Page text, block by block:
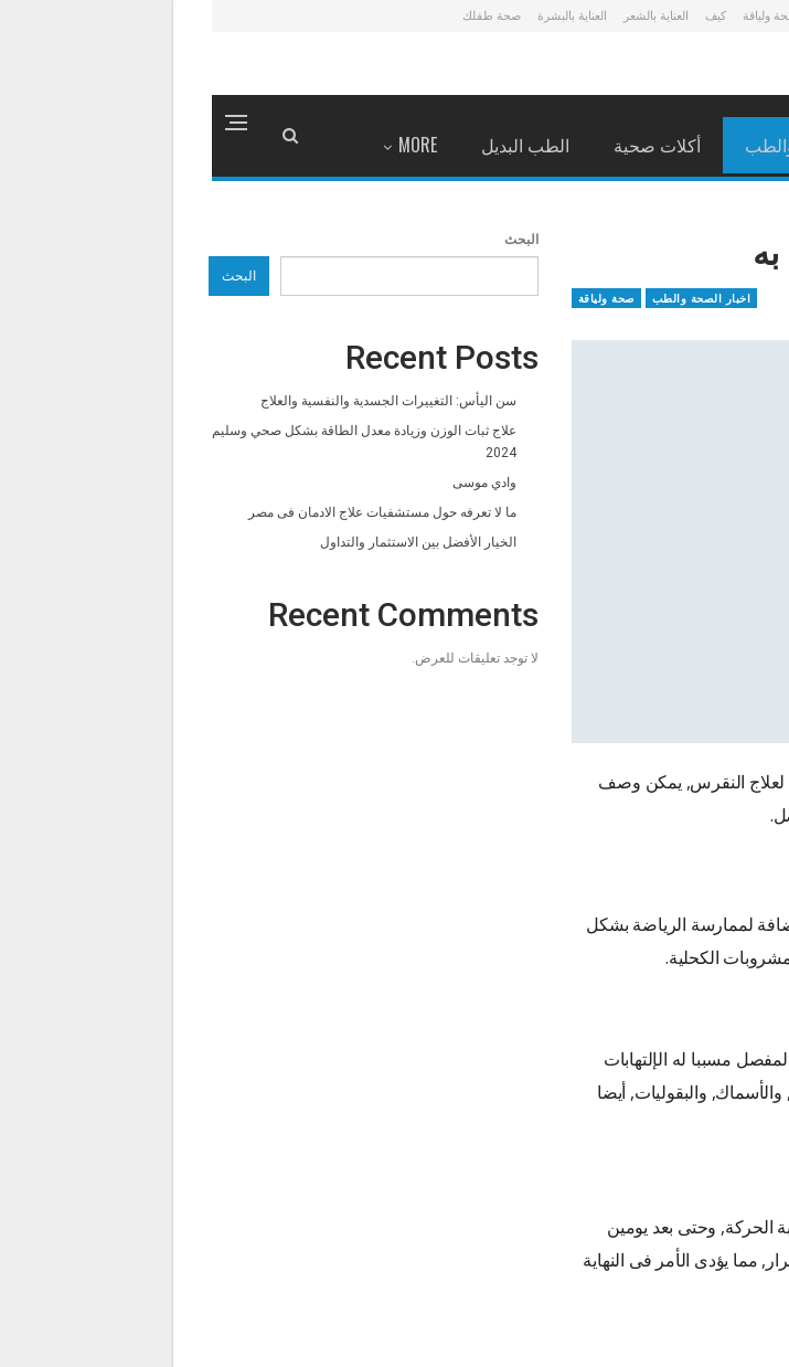
ولياقة كيف العناية بالشعر العناية بالبشرة صحة طفلك
أكلات صحية الطب البديل MORE
اخبار الصحة والطب صحة ولياقة
لعلاج النقرس, يمكن وصف
لممارسة الرياضة بشكل
الكحلية.
مسببا له الإلتهابات
والبقوليات, أيضا
الحركة, وحتى بعد يومين
مما يؤدى الأمر فى النهاية
البحث
البحث
Recent Posts
سن اليأس: التغييرات الجسدية والنفسية والعلاج
علاج ثبات الوزن وزيادة معدل الطاقة بشكل صحي وسليم
2024
وادي موسى
ما لا تعرفه حول مستشفيات علاج الادمان فى مصر
الخيار الأفضل بين الاستثمار والتداول
Recent Comments
لا توجد تعليقات للعرض.